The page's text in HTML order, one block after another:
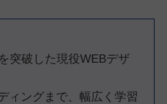
突破した現役WEBデザ
ィングまで、幅広く学習